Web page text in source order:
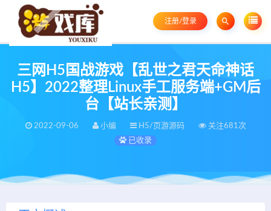
注册/登录
三网H5国战游戏【乱世之君天命神话
H5】2022整理Linux手工服务端+GM后
台【站长亲测】
2022-09-06 小编 H5/页游源码
关注681次
已收录